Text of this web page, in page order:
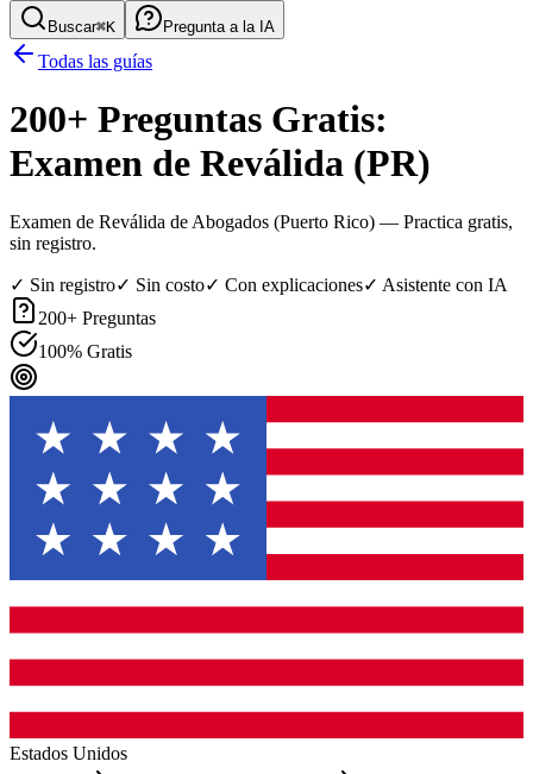
Buscar⌘K Pregunta a la IA
Todas las guías
200+ Preguntas Gratis:
Examen de Reválida (PR)
Examen de Reválida de Abogados (Puerto Rico) — Practica gratis,
sin registro.
✓ Sin registro✓ Sin costo✓ Con explicaciones✓ Asistente con IA
200+ Preguntas
100% Gratis
Estados Unidos